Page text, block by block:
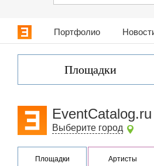
Портфолио
Площадки
EventCatalog.ru
Выберите город
Площадки Артисты